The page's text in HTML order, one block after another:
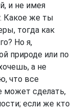
и не имея
Какое же ты
тогда как
Но я,
природе или по
а не
что все
может сделать,
если же кто